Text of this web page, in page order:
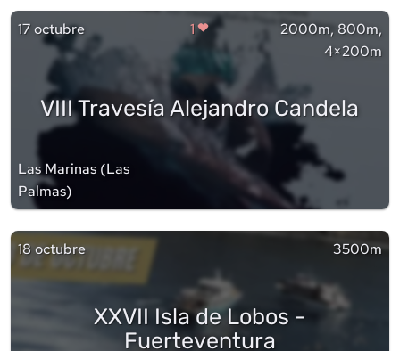
17 octubre 1
2000m, 800m,
4×200m
VIII Travesía Alejandro Candela
Las Marinas (Las
Palmas)
18 octubre 3500m
XXVII Isla de Lobos -
Fuerteventura